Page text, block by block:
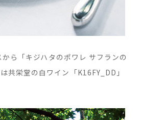
ら「キジハタのポワレ サフランの
共栄堂の白ワイン「K16FY_DD」